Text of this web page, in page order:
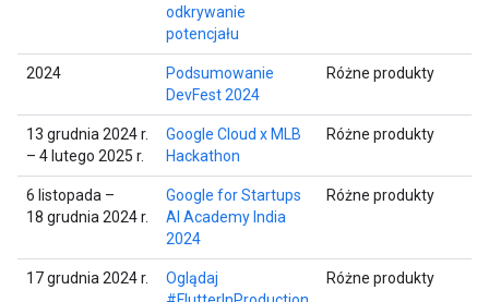
odkrywanie
potencjału
2024
Podsumowanie
DevFest 2024
Różne produkty
13 grudnia 2024 r.
– 4 lutego 2025 r.
Google Cloud x MLB
Hackathon
Różne produkty
6 listopada –
18 grudnia 2024 r.
Google for Startups
AI Academy India
2024
Różne produkty
17 grudnia 2024 r.
Oglądaj
Różne produkty